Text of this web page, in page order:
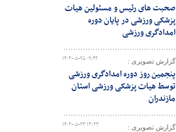
صحبت های رئیس و مسئولین هیات
پزشکی ورزشی در پایان دوره
امدادگری ورزشی
۱۴۰۳-۰۵-۲۵ ۰۹:۴۲ گزارش تصویری :
پنجمین روز دوره امدادگری ورزشی
توسط هیات پزشکی ورزشی استان
مازندران
۱۴۰۳-۰۵-۲۳ ۱۳:۲۳ گزارش تصویری :